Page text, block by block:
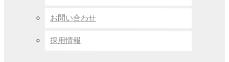
お問い合わせ
採用情報